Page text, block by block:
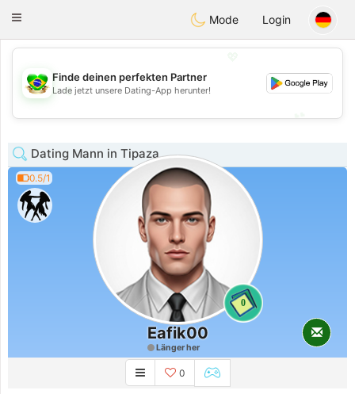
Conversar
Toggle
Mode Login
💖
💕
Finde deinen perfekten Partner
Lade jetzt unsere Dating-App herunter!
Dating Mann in Tipaza
0.5/1
0
Eafik00
Länger her
0